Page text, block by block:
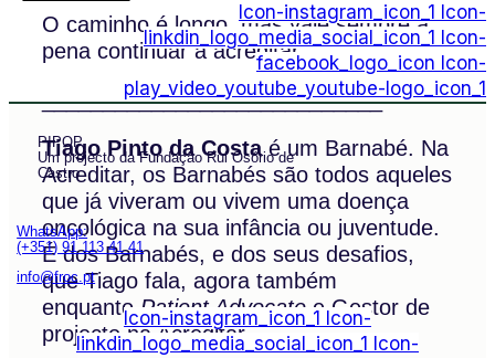
O caminho é longo, mas vale sempre a
pena continuar a acreditar.
____________________________
Tiago Pinto da Costaé um Barnabé. Na
Acreditar, os Barnabés são todos aqueles
que já viveram ou vivem uma doença
oncológica na sua infância ou juventude.
É dos Barnabés, e dos seus desafios,
que Tiago fala, agora também
enquanto Patient Advocate e Gestor de
projecto na Acreditar.
Icon-instagram_icon_1
Icon-
linkdin_logo_media_social_icon_1
Icon-
facebook_logo_icon Icon-
play_video_youtube_youtube-logo_icon_1
PIPOP
Um projecto da Fundação Rui Osório de
Castro
WhatsApp:
(+351) 91 113 41 41
info@froc.pt
Icon-instagram_icon_1
Icon-
linkdin_logo_media_social_icon_1
Icon-